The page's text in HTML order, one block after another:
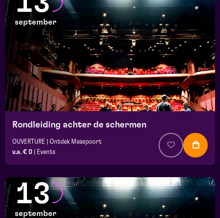
september
Rondleiding achter de schermen
OUVERTURE | Ontdek Maaspoort
v.a. € 0
Events
13
september